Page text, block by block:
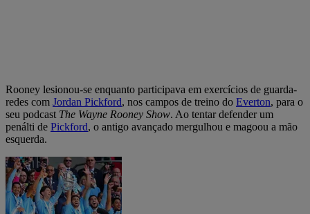
Rooney lesionou-se enquanto participava em exercícios de guarda-
redes com Jordan Pickford, nos campos de treino do Everton, para o
seu podcast The Wayne Rooney Show. Ao tentar defender um
penálti de Pickford, o antigo avançado mergulhou e magoou a mão
esquerda.